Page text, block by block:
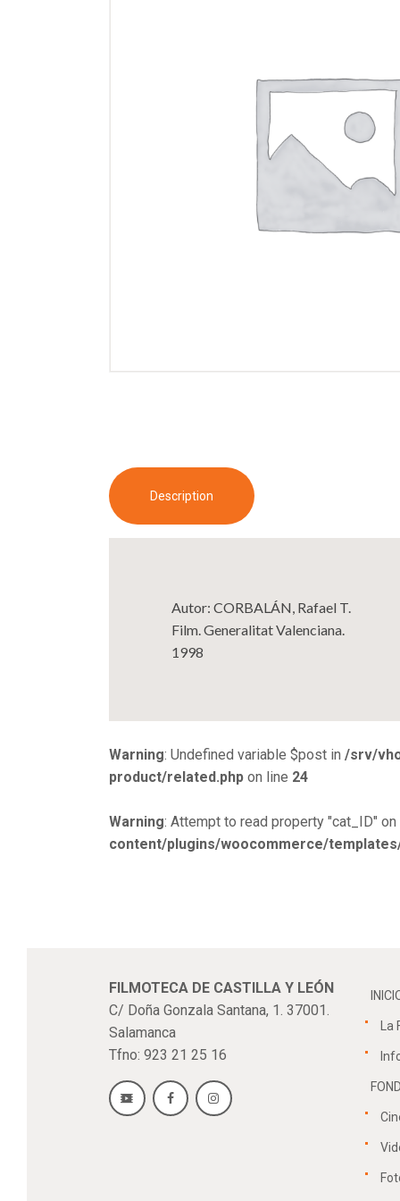
Description
Autor: CORBALÁN, Rafael T.
Film. Generalitat Valenciana.
1998
Warning: Undefined variable $post in /srv/
product/related.php on line 24
Warning: Attempt to read property "cat_ID"
content/plugins/woocommerce/
FILMOTECA DE CASTILLA Y LEÓN
C/ Doña Gonzala Santana, 1. 37001.
Salamanca
Tfno: 923 21 25 16
La